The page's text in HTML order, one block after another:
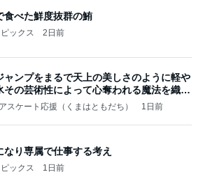
食べた鮮度抜群の鮪
ックス 2日前
ャンプをまるで天上の美しさのように軽や
その芸術性によって心奪われる魔法を織り
スケート応援（くまはともだち） 1日前
なり専属で仕事する考え
ックス 1日前